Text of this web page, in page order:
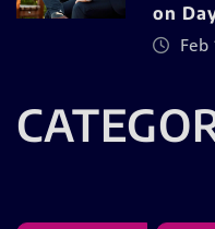
on
Feb